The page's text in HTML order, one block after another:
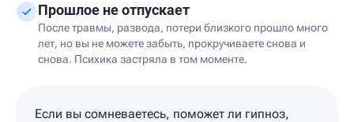
Прошлое не отпускает
После травмы, развода, потери близкого прошло много
лет, но вы не можете забыть, прокручиваете снова и
снова. Психика застряла в том моменте.
Если вы сомневаетесь, поможет ли гипноз,